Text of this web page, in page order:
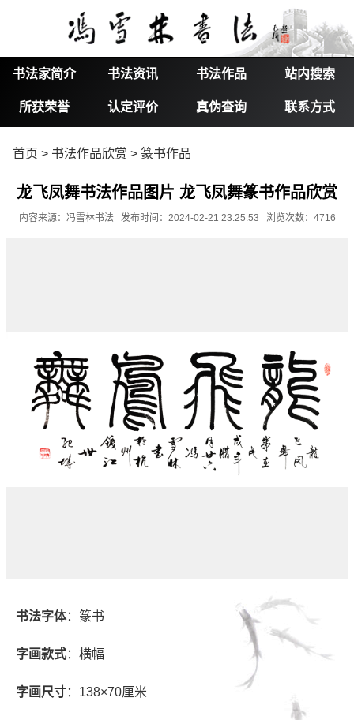
书法家简介 书法资讯 书法作品 站内搜索
所获荣誉 认定评价 真伪查询 联系方式
首页 > 书法作品欣赏 > 篆书作品
龙飞凤舞书法作品图片 龙飞凤舞篆书作品欣赏
内容来源：冯雪林书法 发布时间：2024-02-21 23:25:53 浏览次数：4716
书法字体：篆书
字画款式：横幅
字画尺寸：138×70厘米